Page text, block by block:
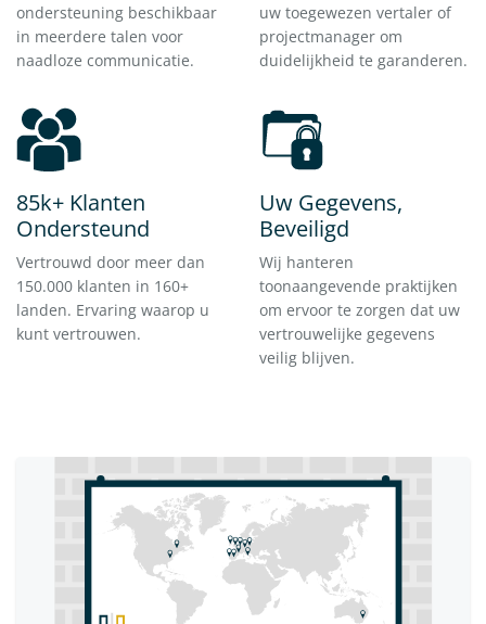
ondersteuning beschikbaar
in meerdere talen voor
naadloze communicatie.
uw toegewezen vertaler of
projectmanager om
duidelijkheid te garanderen.
85k+ Klanten
Ondersteund
Vertrouwd door meer dan
150.000 klanten in 160+
landen. Ervaring waarop u
kunt vertrouwen.
Uw Gegevens,
Beveiligd
Wij hanteren
toonaangevende praktijken
om ervoor te zorgen dat uw
vertrouwelijke gegevens
veilig blijven.